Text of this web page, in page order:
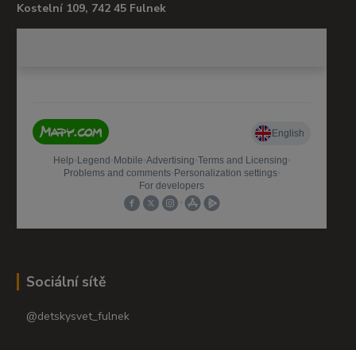
Kostelní 109, 742 45 Fulnek
Sociální sítě
@detskysvet_fulnek